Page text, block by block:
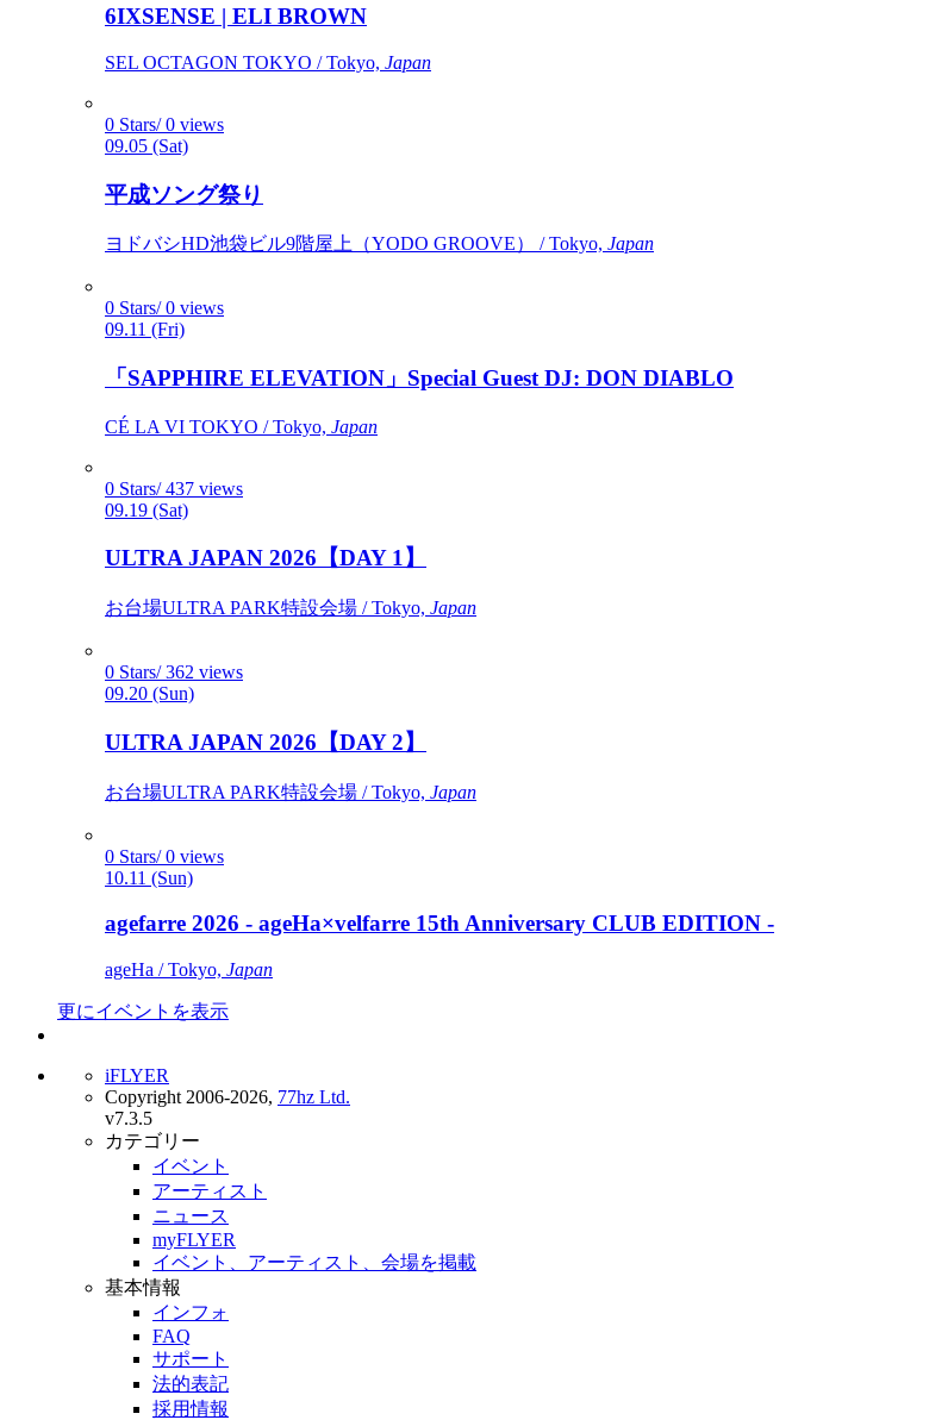
6IXSENSE | ELI BROWN
SEL OCTAGON TOKYO / Tokyo, Japan
0 Stars/ 0 views
09.05 (Sat)
平成ソング祭り
ヨドバシHD池袋ビル9階屋上（YODO GROOVE） / Tokyo, Japan
0 Stars/ 0 views
09.11 (Fri)
「SAPPHIRE ELEVATION」Special Guest DJ: DON DIABLO
CÉ LA VI TOKYO / Tokyo, Japan
0 Stars/ 437 views
09.19 (Sat)
ULTRA JAPAN 2026【DAY 1】
お台場ULTRA PARK特設会場 / Tokyo, Japan
0 Stars/ 362 views
09.20 (Sun)
ULTRA JAPAN 2026【DAY 2】
お台場ULTRA PARK特設会場 / Tokyo, Japan
0 Stars/ 0 views
10.11 (Sun)
agefarre 2026 - ageHa×velfarre 15th Anniversary CLUB EDITION -
ageHa / Tokyo, Japan
更にイベントを表示
iFLYER
Copyright 2006-2026, 77hz Ltd.
v7.3.5
カテゴリー
イベント
アーティスト
ニュース
myFLYER
イベント、アーティスト、会場を掲載
基本情報
インフォ
FAQ
サポート
法的表記
採用情報